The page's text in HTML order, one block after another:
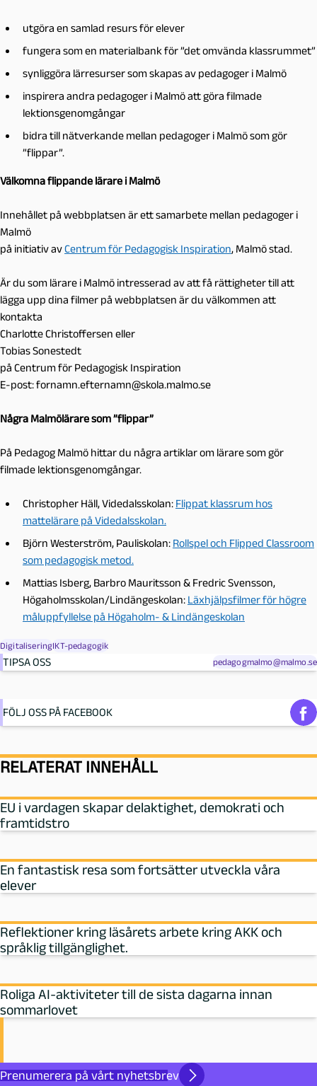
utgöra en samlad resurs för elever
fungera som en materialbank för ”det omvända klassrummet”
synliggöra lärresurser som skapas av pedagoger i Malmö
inspirera andra pedagoger i Malmö att göra filmade
lektionsgenomgångar
bidra till nätverkande mellan pedagoger i Malmö som gör
”flippar”.
Välkomna flippande lärare i Malmö
Innehållet på webbplatsen är ett samarbete mellan pedagoger i
Malmö
på initiativ avCentrum för Pedagogisk Inspiration, Malmö stad.
Är du som lärare i Malmö intresserad av att få rättigheter till att
lägga upp dina filmer på webbplatsen är du välkommen att
kontakta
Charlotte Christoffersen eller
Tobias Sonestedt
på Centrum för Pedagogisk Inspiration
E-post: fornamn.efternamn@skola.malmo.se
Några Malmölärare som ”flippar”
På Pedagog Malmö hittar du några artiklar om lärare som gör
filmade lektionsgenomgångar.
Christopher Häll, Videdalsskolan: Flippat klassrum hos
mattelärare på Videdalsskolan.
Björn Westerström, Pauliskolan: Rollspel och Flipped Classroom
som pedagogisk metod.
Mattias Isberg, Barbro Mauritsson & Fredric Svensson,
Högaholmsskolan/Lindängeskolan: Läxhjälpsfilmer för högre
måluppfyllelse på Högaholm- & Lindängeskolan
DigitaliseringIKT-pedagogik
TIPSA OSS pedagogmalmo@malmo.se
FÖLJ OSS PÅ FACEBOOK
RELATERAT INNEHÅLL
EU i vardagen skapar delaktighet, demokrati och
framtidstro
En fantastisk resa som fortsätter utveckla våra
elever
Reflektioner kring läsårets arbete kring AKK och
språklig tillgänglighet.
Roliga AI-aktiviteter till de sista dagarna innan
sommarlovet
Prenumerera på vårt nyhetsbrev